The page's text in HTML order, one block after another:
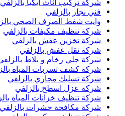
شركة تركيب اثاث ايكيا بالزلفي
فني نجار بالزلفي
وايت شفط الصرف الصحي
شركة تنظيف مكيفات بالزلفي
شركة تخزين عفش بالزلفي
شركة نقل عفش بالزلفي
شركة جلي رخام و بلاط
شركة كشف تسربات المياه
شركة تسليك مجاري بالزلفي
شركة عزل اسطح بالزلفي
شركة تنظيف خزانات المياه
شركة مكافحة حشرات بالزلفي